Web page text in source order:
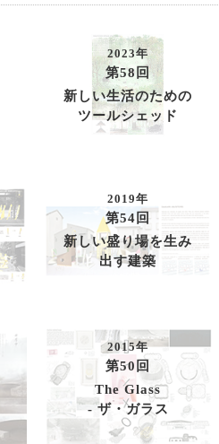
2023年
第58回
新しい生活のための
ツールシェッド
2019年
第54回
新しい盛り場を生み
出す建築
2015年
第50回
The Glass
- ザ・ガラス